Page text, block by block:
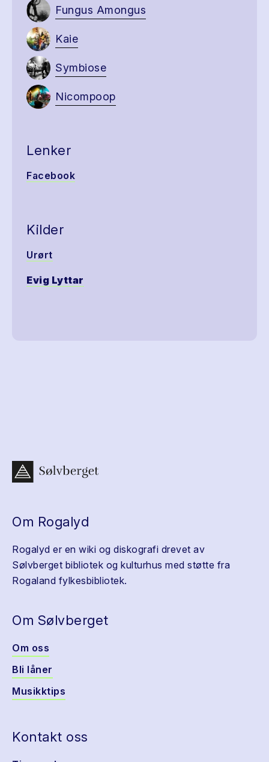
Fungus Amongus
Kaie
Symbiose
Nicompoop
Lenker
Facebook
Kilder
Urørt
Evig Lyttar
Om Rogalyd
Rogalyd er en wiki og diskografi drevet av
Sølvberget bibliotek og kulturhus med støtte fra
Rogaland fylkesbibliotek.
Om Sølvberget
Om oss
Bli låner
Musikktips
Kontakt oss